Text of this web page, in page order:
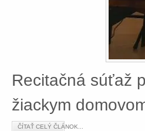
Recitačná súťaž
žiackym
ČÍTAŤ CELÝ ČLÁNOK...